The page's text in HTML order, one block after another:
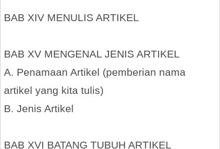
BAB XIV MENULIS ARTIKEL
BAB XV MENGENAL JENIS ARTIKEL
A. Penamaan Artikel (pemberian nama
artikel yang kita tulis)
B. Jenis Artikel
BAB XVI BATANG TUBUH ARTIKEL